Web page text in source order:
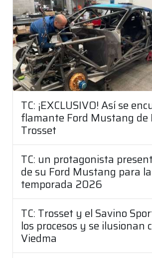
TC: ¡EXCLUSIVO! Así se
flamante Ford Mustang de
Trosset
TC: un protagonista
de su Ford Mustang para la
temporada 2026
TC: Trosset y el Savino
los procesos y se ilusionan
Viedma